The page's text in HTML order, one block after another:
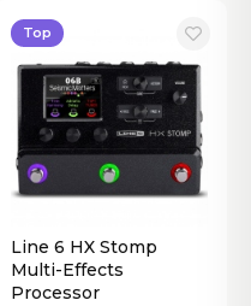
Top
Line 6 HX Stomp
Multi-Effects
Processor